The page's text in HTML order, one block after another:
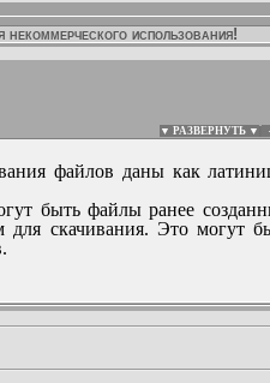
некоммерческого использования!
▼ РАЗВЕРНУТЬ ▼
файлов даны как
быть файлы ранее
для скачивания. Это могут